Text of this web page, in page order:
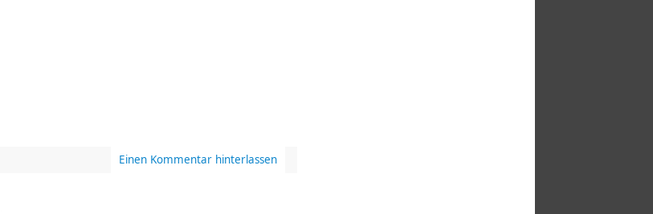
Einen Kommentar hinterlassen